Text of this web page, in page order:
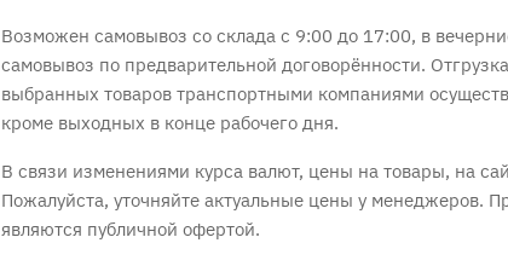
Возможен самовывоз со склада с 9:00 до 17:00, в
самовывоз по предварительной договорённости.
выбранных товаров транспортными компаниями
кроме выходных в конце рабочего дня.
В связи изменениями курса валют, цены на товары, на
Пожалуйста, уточняйте актуальные цены у менеджеров.
являются публичной офертой.
Оформить заказ